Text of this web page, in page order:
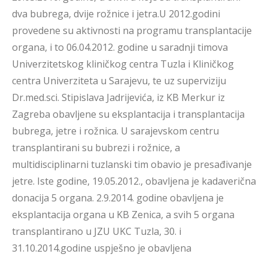
dva bubrega, dvije rožnice i jetra.U 2012.godini
provedene su aktivnosti na programu transplantacije
organa, i to 06.04.2012. godine u saradnji timova
Univerzitetskog kliničkog centra Tuzla i Kliničkog
centra Univerziteta u Sarajevu, te uz superviziju
Dr.med.sci. Stipislava Jadrijevića, iz KB Merkur iz
Zagreba obavljene su eksplantacija i transplantacija
bubrega, jetre i rožnica. U sarajevskom centru
transplantirani su bubrezi i rožnice, a
multidisciplinarni tuzlanski tim obavio je presađivanje
jetre. Iste godine, 19.05.2012., obavljena je kadaverična
donacija 5 organa. 2.9.2014. godine obavljena je
eksplantacija organa u KB Zenica, a svih 5 organa
transplantirano u JZU UKC Tuzla, 30. i
31.10.2014.godine uspješno je obavljena